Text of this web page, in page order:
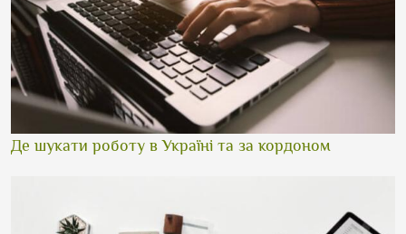
Де шукати роботу в Україні та за кордоном